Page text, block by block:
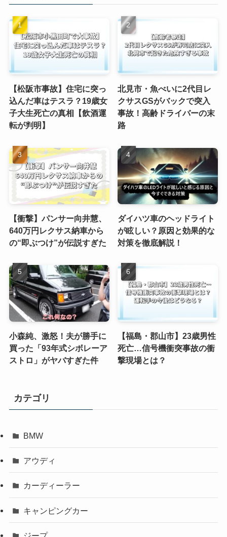
【松阪市事故】住宅に突っ
込んだ車はテスラ？19歳女
子大生死亡の真相【飲酒運
転が判明】
北見市・魚べいに2代目レ
クサスGSがバックで突入
事故！高齢ドライバーの末
路
【衝撃】パンサー向井慧、
640万円レクサス納車から
の“即ぶつけ”が伝説すぎた
ダイハツ車のヘッドライト
が眩しい？原因と効果的な
対策を徹底解説！
小森純、激怒！夫が勝手に
買った「93年式シボレーア
ストロ」がヤバすぎた件
【福島・郡山市】23歳男性
死亡…信号機衝突事故の衝
撃現場とは？
カテゴリ
BMW
アウディ
カーディーラー
キャンピングカー